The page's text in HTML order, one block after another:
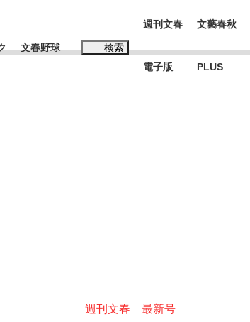
戦”の真実 選手が明かす...
文春野球 検索
週刊文春
電子版
文藝春秋
PLUS
週刊文春 最新号